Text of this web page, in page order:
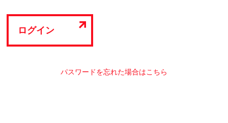
ログイン
パスワードを忘れた場合はこちら